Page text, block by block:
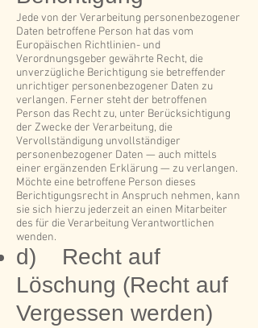
Jede von der Verarbeitung personenbezogener
Daten betroffene Person hat das vom
Europäischen Richtlinien- und
Verordnungsgeber gewährte Recht, die
unverzügliche Berichtigung sie betreffender
unrichtiger personenbezogener Daten zu
verlangen. Ferner steht der betroffenen
Person das Recht zu, unter Berücksichtigung
der Zwecke der Verarbeitung, die
Vervollständigung unvollständiger
personenbezogener Daten — auch mittels
einer ergänzenden Erklärung — zu verlangen.
Möchte eine betroffene Person dieses
Berichtigungsrecht in Anspruch nehmen, kann
sie sich hierzu jederzeit an einen Mitarbeiter
des für die Verarbeitung Verantwortlichen
wenden.
d) Recht auf
Löschung (Recht auf
Vergessen werden)